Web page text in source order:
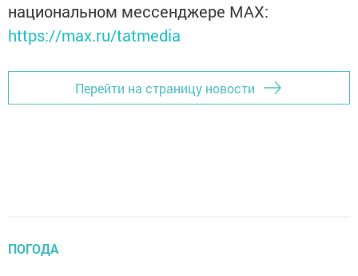
национальном мессенджере MАХ:
https://max.ru/tatmedia
Перейти на страницу новости
ПОГОДА